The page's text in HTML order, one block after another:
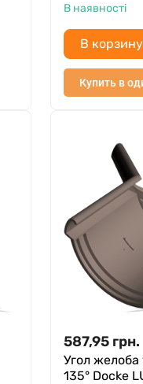
В наявності
В корзину
Купить в
587,95 грн.
Угол
135° Docke